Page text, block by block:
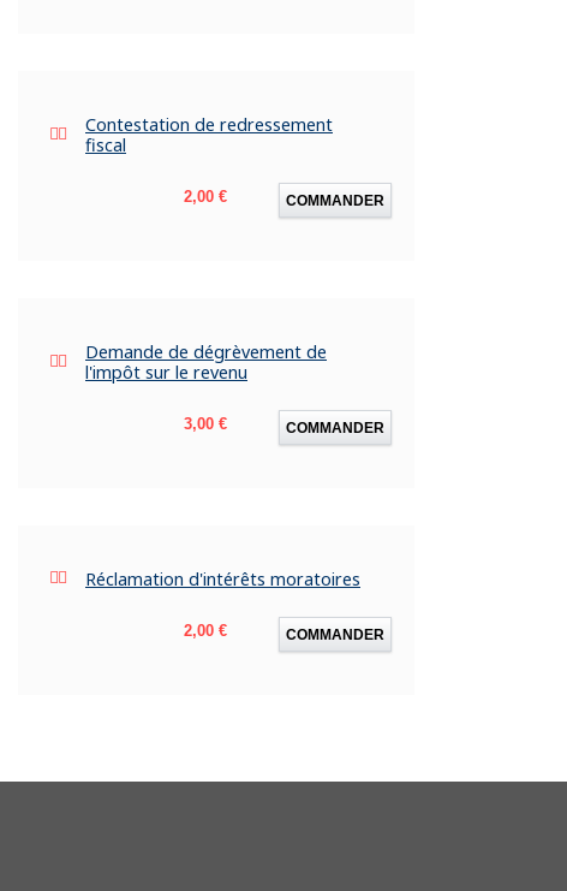
Contestation de redressement
fiscal
Prix
2,00 € COMMANDER
Demande de dégrèvement de
l'impôt sur le revenu
Prix
3,00 € COMMANDER
Réclamation d'intérêts moratoires
Prix
2,00 € COMMANDER